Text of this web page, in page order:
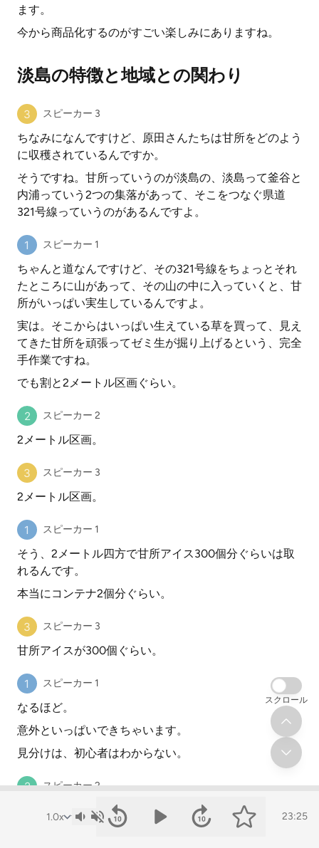
ます。
今から商品化するのがすごい楽しみにありますね。
淡島の特徴と地域との関わり
スピーカー 3
ちなみになんですけど、原田さんたちは甘所をどのよう
に収穫されているんですか。
そうですね。甘所っていうのが淡島の、淡島って釜谷と
内浦っていう2つの集落があって、そこをつなぐ県道
321号線っていうのがあるんですよ。
スピーカー 1
ちゃんと道なんですけど、その321号線をちょっとそれ
たところに山があって、その山の中に入っていくと、甘
所がいっぱい実生しているんですよ。
実は。そこからはいっぱい生えている草を買って、見え
てきた甘所を頑張ってゼミ生が掘り上げるという、完全
手作業ですね。
でも割と2メートル区画ぐらい。
スピーカー 2
2メートル区画。
スピーカー 3
2メートル区画。
スピーカー 1
そう、2メートル四方で甘所アイス300個分ぐらいは取
れるんです。
本当にコンテナ2個分ぐらい。
スピーカー 3
甘所アイスが300個ぐらい。
スピーカー 1
なるほど。
意外といっぱいできちゃいます。
見分けは、初心者はわからない。
スピーカー 2
やっぱりこうね、3歳ってなると見分け作るのが結構難
しいものはいろいろありますね。
23:25
スクロール